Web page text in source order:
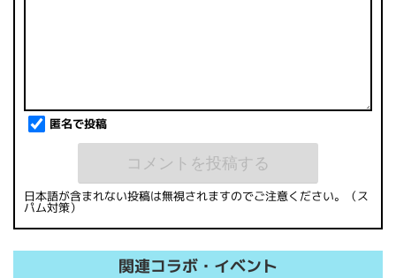
匿名で投稿
日本語が含まれない投稿は無視されますのでご注意ください。（ス
パム対策）
関連コラボ・イベント